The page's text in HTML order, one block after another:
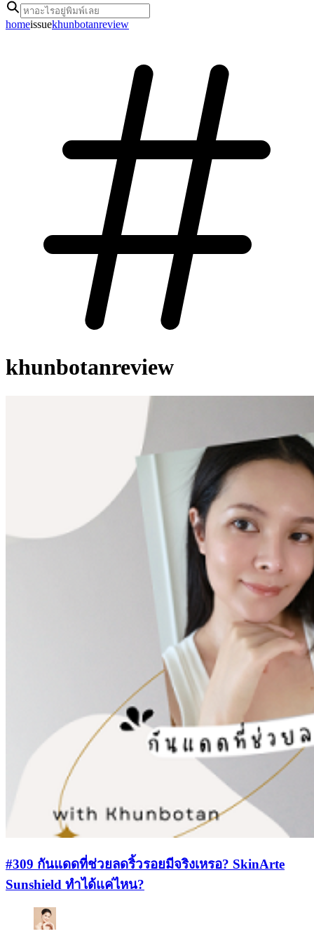
homeissuekhunbotanreview
khunbotanreview
#309 กันแดดที่ช่วยลดริ้วรอยมีจริงเหรอ? SkinArte
Sunshield ทำได้แค่ไหน?